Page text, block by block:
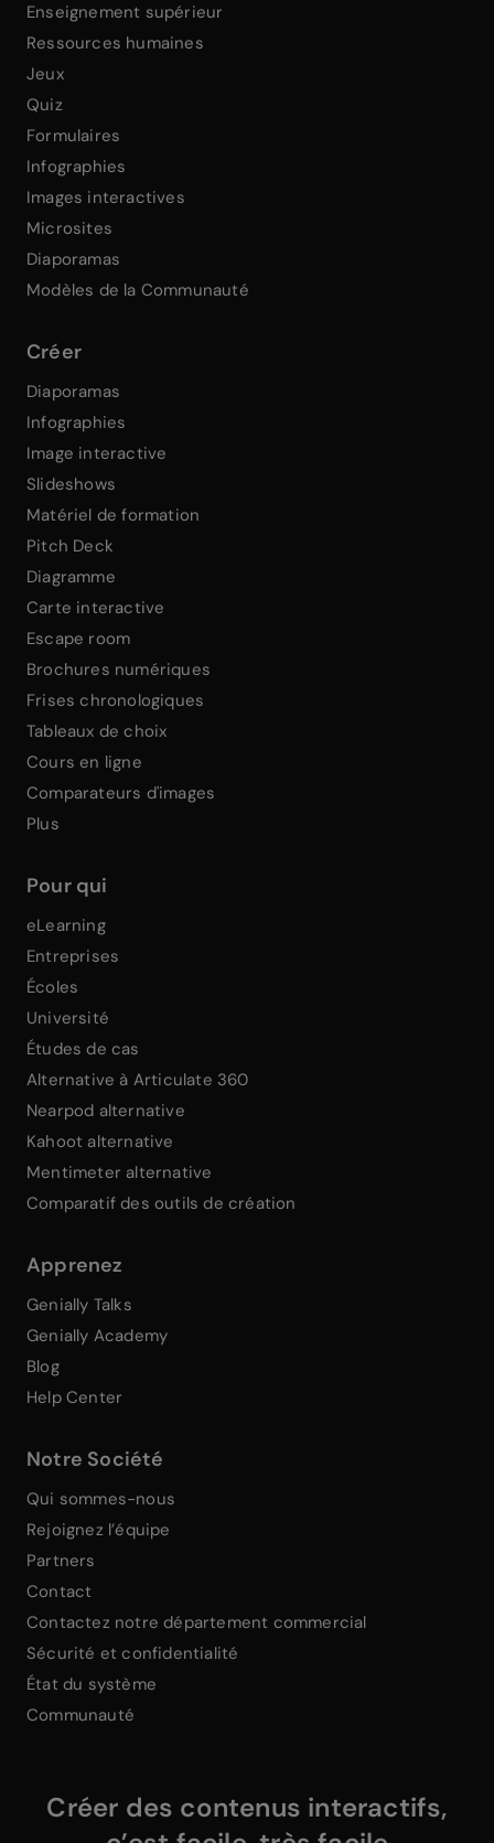
Enseignement supérieur
Ressources humaines
Jeux
Quiz
Formulaires
Infographies
Images interactives
Microsites
Diaporamas
Modèles de la Communauté
Créer
Diaporamas
Infographies
Image interactive
Slideshows
Matériel de formation
Pitch Deck
Diagramme
Carte interactive
Escape room
Brochures numériques
Frises chronologiques
Tableaux de choix
Cours en ligne
Comparateurs d'images
Plus
Pour qui
eLearning
Entreprises
Écoles
Université
Études de cas
Alternative à Articulate 360
Nearpod alternative
Kahoot alternative
Mentimeter alternative
Comparatif des outils de création
Apprenez
Genially Talks
Genially Academy
Blog
Help Center
Notre Société
Qui sommes-nous
Rejoignez l’équipe
Partners
Contact
Contactez notre département commercial
Sécurité et confidentialité
État du système
Communauté
Créer des contenus interactifs,